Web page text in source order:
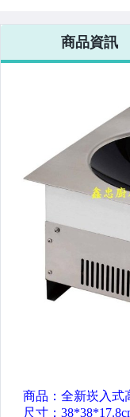
商品資訊